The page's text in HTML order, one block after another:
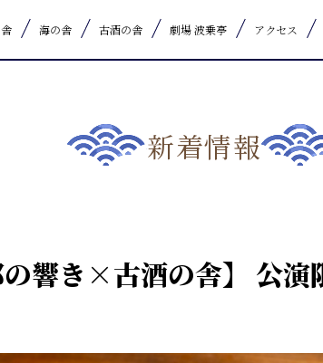
海の舎 古酒の舎 劇場 波乗亭 アクセス
新着情報
の響き×古酒の舎】 公